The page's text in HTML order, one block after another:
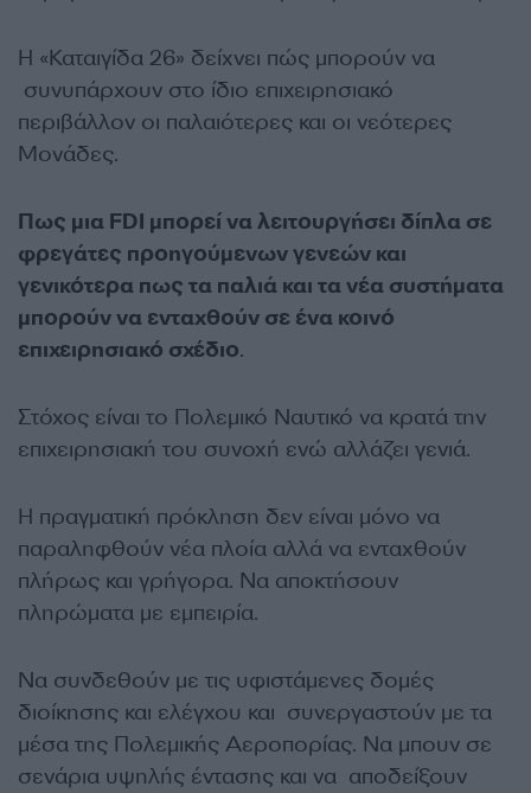
H «Καταιγίδα 26» δείχνει πώς μπορούν να
συνυπάρχουν στο ίδιο επιχειρησιακό
περιβάλλον οι παλαιότερες και οι νεότερες
Μονάδες.
Πως μια FDI μπορεί να λειτουργήσει δίπλα σε
φρεγάτες προηγούμενων γενεών και
γενικότερα πως τα παλιά και τα νέα συστήματα
μπορούν να ενταχθούν σε ένα κοινό
επιχειρησιακό σχέδιο.
Στόχος είναι το Πολεμικό Ναυτικό να κρατά την
επιχειρησιακή του συνοχή ενώ αλλάζει γενιά.
Η πραγματική πρόκληση δεν είναι μόνο να
παραληφθούν νέα πλοία αλλά να ενταχθούν
πλήρως και γρήγορα. Να αποκτήσουν
πληρώματα με εμπειρία.
Να συνδεθούν με τις υφιστάμενες δομές
διοίκησης και ελέγχου και συνεργαστούν με τα
μέσα της Πολεμικής Αεροπορίας. Να μπουν σε
σενάρια υψηλής έντασης και να αποδείξουν